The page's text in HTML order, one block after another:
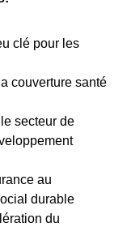
clé pour les
couverture santé
secteur de
au
durable
du